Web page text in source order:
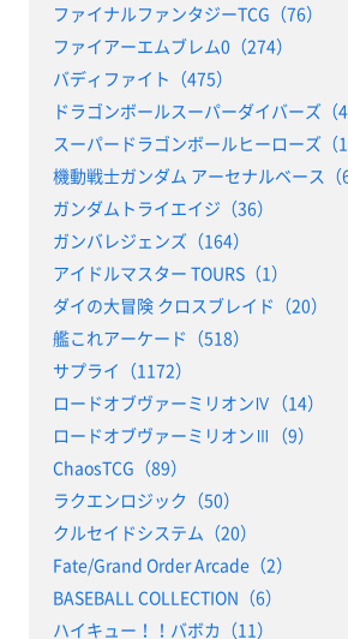
ファイナルファンタジーTCG（76）
ファイアーエムブレム0（274）
バディファイト（475）
ドラゴンボールスーパーダイバーズ（4
スーパードラゴンボールヒーローズ（
機動戦士ガンダム アーセナルベース（
ガンダムトライエイジ（36）
ガンバレジェンズ（164）
アイドルマスター TOURS（1）
ダイの大冒険 クロスブレイド（20）
艦これアーケード（518）
サプライ（1172）
ロードオブヴァーミリオンⅣ（14）
ロードオブヴァーミリオンⅢ（9）
ChaosTCG（89）
ラクエンロジック（50）
クルセイドシステム（20）
Fate/Grand Order Arcade（2）
BASEBALL COLLECTION（6）
ハイキュー！！バボカ（11）